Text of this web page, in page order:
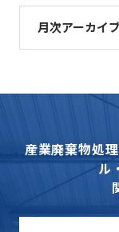
月次アーカイ
産業廃棄物処
ル